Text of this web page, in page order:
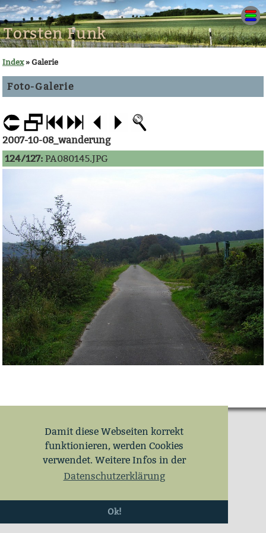
Damit diese Webseiten korrekt
funktionieren, werden Cookies
verwendet. Weitere Infos in der
Datenschutzerklärung
Ok!
Torsten Funk
Index» Galerie
Foto-Galerie
2007-10-08_wanderung
124/127: PA080145.JPG